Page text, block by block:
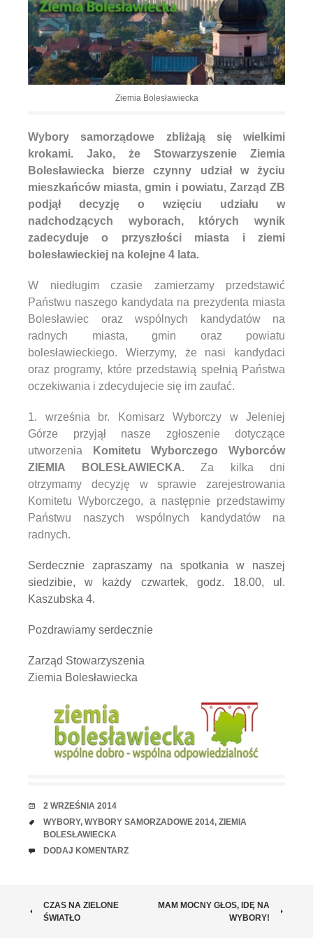
Ziemia Bolesławiecka
Wybory samorządowe zbliżają się wielkimi
krokami. Jako, że Stowarzyszenie Ziemia
Bolesławiecka bierze czynny udział w życiu
mieszkańców miasta, gmin i powiatu, Zarząd ZB
podjął decyzję o wzięciu udziału w
nadchodzących wyborach, których wynik
zadecyduje o przyszłości miasta i ziemi
bolesławieckiej na kolejne 4 lata.
W niedługim czasie zamierzamy przedstawić
Państwu naszego kandydata na prezydenta miasta
Bolesławiec oraz wspólnych kandydatów na
radnych miasta, gmin oraz powiatu
bolesławieckiego. Wierzymy, że nasi kandydaci
oraz programy, które przedstawią spełnią Państwa
oczekiwania i zdecydujecie się im zaufać.
1. września br. Komisarz Wyborczy w Jeleniej
Górze przyjął nasze zgłoszenie dotyczące
utworzenia
Komitetu Wyborczego Wyborców
ZIEMIA BOLESŁAWIECKA.Za kilka dni
otrzymamy decyzję w sprawie zarejestrowania
Komitetu Wyborczego, a następnie przedstawimy
Państwu naszych wspólnych kandydatów na
radnych.
Serdecznie zapraszamy na spotkania w naszej
siedzibie, w każdy czwartek, godz. 18.00, ul.
Kaszubska 4.
Pozdrawiamy serdecznie
Zarząd Stowarzyszenia
Ziemia Bolesławiecka
RANDKA
2 WRZEŚNIA 2014
TAGI
WYBORY, WYBORY SAMORZADOWE 2014, ZIEMIA
BOLESŁAWIECKA
UWAGI
DODAJ KOMENTARZ
ZOBACZ
CZAS NA ZIELONE
ŚWIATŁO
MAM MOCNY GŁOS, IDĘ NA
WYBORY!